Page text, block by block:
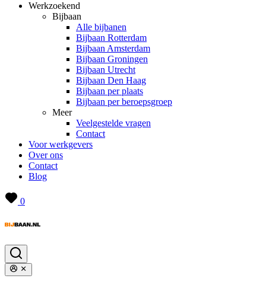
Werkzoekend
Bijbaan
Alle bijbanen
Bijbaan Rotterdam
Bijbaan Amsterdam
Bijbaan Groningen
Bijbaan Utrecht
Bijbaan Den Haag
Bijbaan per plaats
Bijbaan per beroepsgroep
Meer
Veelgestelde vragen
Contact
Voor werkgevers
Over ons
Contact
Blog
0